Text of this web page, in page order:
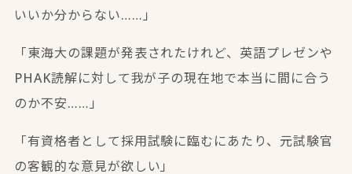
いいか分からない……」
「東海大の課題が発表されたけれど、英語プレゼンや
PHAK読解に対して我が子の現在地で本当に間に合う
のか不安……」
「有資格者として採用試験に臨むにあたり、元試験官
の客観的な意見が欲しい」